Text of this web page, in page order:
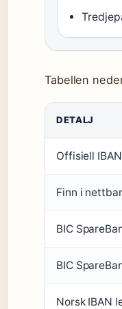
Tabellen
DETALJ
Offisiell
Finn i
BIC
BIC
Norsk IBAN